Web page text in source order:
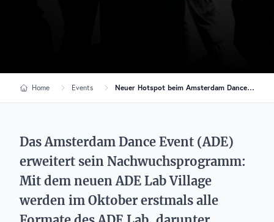
Home Events Neuer Hotspot beim Amsterdam Dance Event: Das „ADE Lab Village“ für die nächste Generation
Das Amsterdam Dance Event (ADE)
erweitert sein Nachwuchsprogramm:
Mit dem neuen ADE Lab Village
werden im Oktober erstmals alle